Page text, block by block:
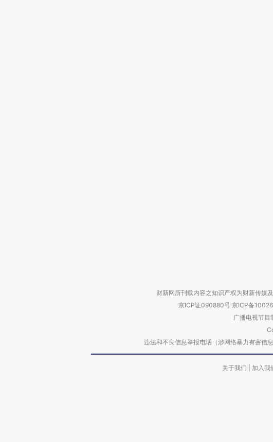
财新网所刊载内容之知识产权为财新传媒
京ICP证090880号 京ICP备
广播电视节目
违法和不良信息举报电话（涉网络暴力有害
关于我们 加入我